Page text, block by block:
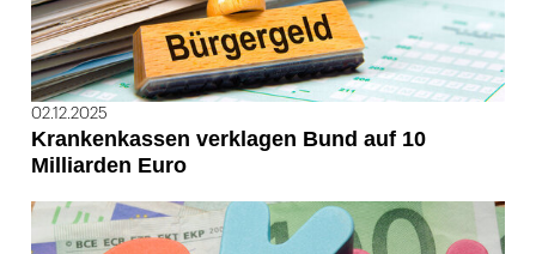
02.12.2025
Krankenkassen verklagen Bund auf 10
Milliarden Euro